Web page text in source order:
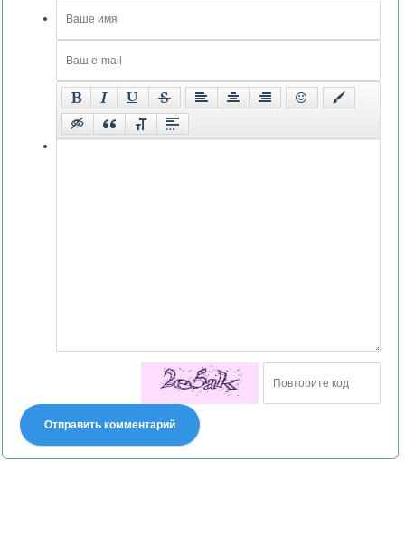
Отправить комментарий